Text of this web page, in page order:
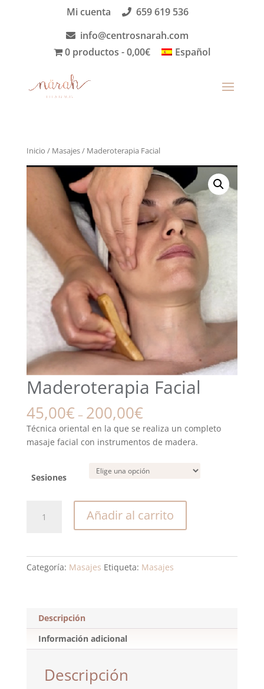
Mi cuenta
659 619 536
info@centrosnarah.com
0 productos
0,00€ Español
Inicio / Masajes/ Maderoterapia Facial
Maderoterapia Facial
45,00€ – 200,00€
Técnica oriental en la que se realiza un completo
masaje facial con instrumentos de madera.
Sesiones
Facial
Añadir al carrito
Categoría: Masajes Etiqueta: Masajes
Descripción
Información adicional
Descripción